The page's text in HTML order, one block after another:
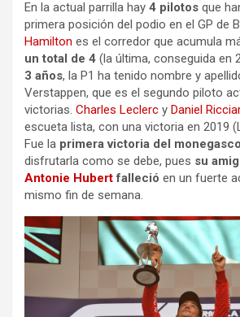
En la actual parrilla hay 4 pilotos que
primera posición del podio en el GP de
Hamilton es el corredor que acumula
un total de 4 (la última, conseguida en
3 años, la P1 ha tenido nombre y
Verstappen, que es el segundo piloto
victorias. Charles Leclerc y Daniel
escueta lista, con una victoria en 2019
Fue la primera victoria del monegasco
disfrutarla como se debe, pues su
Antonie Hubertfalleció en un fuerte
mismo fin de semana.